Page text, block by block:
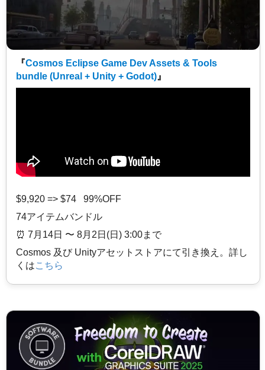
『Cosmos Eclipse Game Dev Assets & Tools
bundle (Unreal + Unity + Godot) 』
$9,920 => $74 99%OFF
74アイテムバンドル
⏰️ 7月14日 〜 8月2日(日) 3:00まで
Cosmos 及び Unityアセットストアにて引き換え。詳し
くはこちら